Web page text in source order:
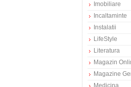
Imobiliare
Incaltaminte
Instalatii
LifeStyle
Literatura
Magazin
Magazine
Medicina